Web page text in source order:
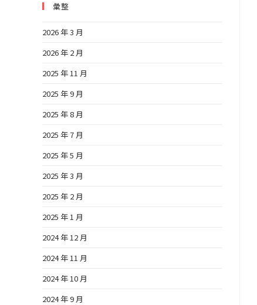
彙整
2026 年 3 月
2026 年 2 月
2025 年 11 月
2025 年 9 月
2025 年 8 月
2025 年 7 月
2025 年 5 月
2025 年 3 月
2025 年 2 月
2025 年 1 月
2024 年 12 月
2024 年 11 月
2024 年 10 月
2024 年 9 月